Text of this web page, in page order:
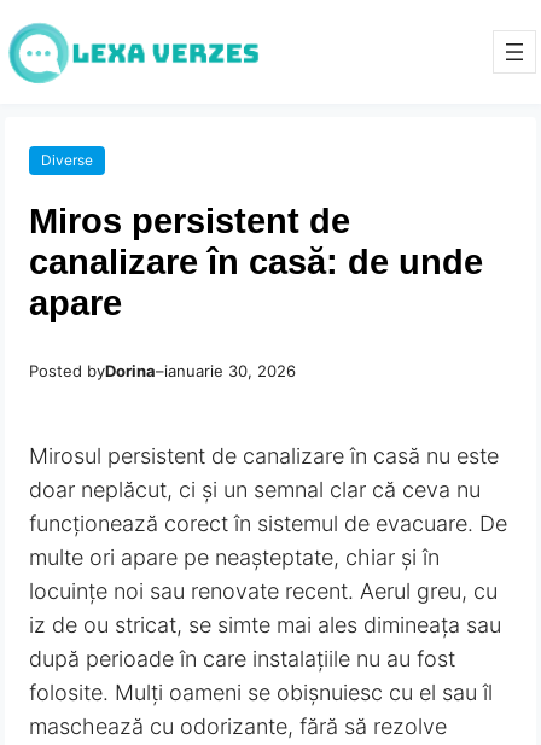
Diverse
Miros persistent de
canalizare în casă: de unde
apare
Posted byDorina–ianuarie 30, 2026
Mirosul persistent de canalizare în casă nu este
doar neplăcut, ci și un semnal clar că ceva nu
funcționează corect în sistemul de evacuare. De
multe ori apare pe neașteptate, chiar și în
locuințe noi sau renovate recent. Aerul greu, cu
iz de ou stricat, se simte mai ales dimineața sau
după perioade în care instalațiile nu au fost
folosite. Mulți oameni se obișnuiesc cu el sau îl
maschează cu odorizante, fără să rezolve